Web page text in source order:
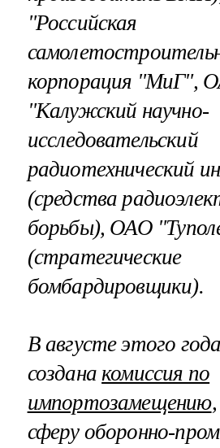
"Российская
корпорация "МиГ",
"Калужский научно-
исследовательский
радиотехнический
(средства
борьбы), ОАО
(стратегические
бомбардировщики).
В августе этого
созданакомиссия по
импортозамещению
сферу оборонно-